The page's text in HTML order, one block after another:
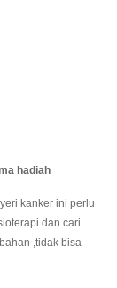
hadiah
kanker ini perlu
dan cari
,tidak bisa